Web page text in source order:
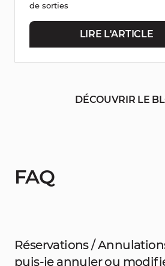
de sorties
LIRE L'ARTICLE
DÉCOUVRIR LE
FAQ
Réservations /
puis-je annuler ou